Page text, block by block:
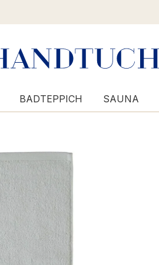
BADTEPPICH SAUNA